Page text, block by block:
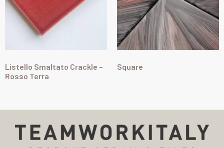
Listello Smaltato Crackle –
Rosso Terra
Square